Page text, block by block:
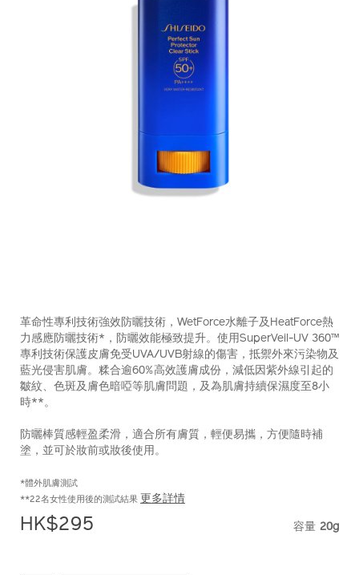
spf50%2B-
pa%2B%2B%2B%2B-
10122299201_hk.html
編
號：
10122299201_hk
革命性專利技術強效防曬技術，WetForce水離子及HeatForce熱
力感應防曬技術*，防曬效能極致提升。使用SuperVeil-UV 360™
專利技術保護皮膚免受UVA/UVB射線的傷害，抵禦外來污染物及
藍光侵害肌膚。糅合逾60%高效護膚成份，減低因紫外線引起的
皺紋、色斑及膚色暗啞等肌膚問題，及為肌膚持續保濕度至8小
時**。
防曬棒質感輕盈柔滑，適合所有膚質，輕便易攜，方便隨時補
塗，並可於妝前或妝後使用。
*體外肌膚測試
**22名女性使用後的測試結果 更多詳情
HK$295 容量 20g